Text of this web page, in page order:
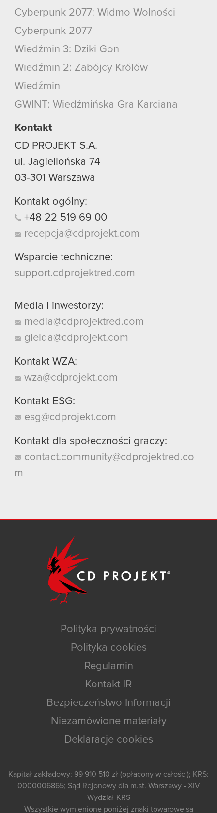
Cyberpunk 2077: Widmo Wolności
Cyberpunk 2077
Wiedźmin 3: Dziki Gon
Wiedźmin 2: Zabójcy Królów
Wiedźmin
GWINT: Wiedźmińska Gra Karciana
Kontakt
CD PROJEKT S.A.
ul. Jagiellońska 74
03-301 Warszawa
Kontakt ogólny:
+48 22 519 69 00
recepcja@cdprojekt.com
Wsparcie techniczne:
support.cdprojektred.com
Media i inwestorzy:
media@cdprojektred.com
gielda@cdprojekt.com
Kontakt WZA:
wza@cdprojekt.com
Kontakt ESG:
esg@cdprojekt.com
Kontakt dla społeczności graczy:
contact.community@cdprojektred.co
m
Polityka prywatności
Polityka cookies
Regulamin
Kontakt IR
Bezpieczeństwo Informacji
Niezamówione materiały
Deklaracje cookies
Kapitał zakładowy: 99 910 510 zł (opłacony w całości); KRS:
0000006865; Sąd Rejonowy dla m.st. Warszawy - XIV
Wydział KRS
Wszystkie wymienione poniżej znaki towarowe są